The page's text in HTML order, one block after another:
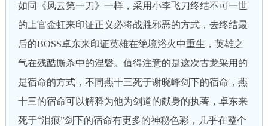
如同《风云第一刀》一样，采用小李飞刀终结不可一世
的上官金虹来印证正义必将战胜邪恶的方式，去终结最
后的BOSS卓东来印证英雄在绝境浴火中重生，英雄之
气在残酷厮杀中的涅磐。值得注意的是这次古龙采用的
是宿命的方式，不同燕十三死于谢晓峰剑下的宿命，燕
十三的宿命可以解释为他为剑道的献身的执著，卓东来
死于“泪痕”剑下的宿命有更多的神秘色彩，几乎在整个